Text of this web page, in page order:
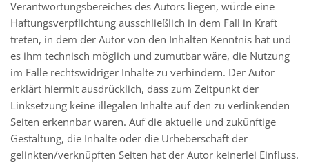
Verantwortungsbereiches des Autors liegen, würde eine
Haftungsverpflichtung ausschließlich in dem Fall in Kraft
treten, in dem der Autor von den Inhalten Kenntnis hat und
es ihm technisch möglich und zumutbar wäre, die Nutzung
im Falle rechtswidriger Inhalte zu verhindern. Der Autor
erklärt hiermit ausdrücklich, dass zum Zeitpunkt der
Linksetzung keine illegalen Inhalte auf den zu verlinkenden
Seiten erkennbar waren. Auf die aktuelle und zukünftige
Gestaltung, die Inhalte oder die Urheberschaft der
gelinkten/verknüpften Seiten hat der Autor keinerlei Einfluss.